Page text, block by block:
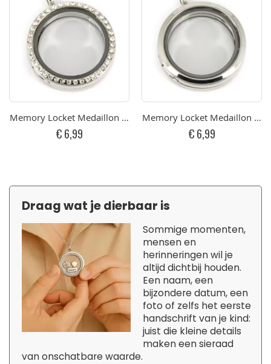
Memory Locket Medaillon Kristal Strass 30mm
€ 6,99
Memory Locket Medaillon
€ 6,99
Draag wat je dierbaar is
Sommige momenten,
mensen en
herinneringen wil je
altijd dichtbij houden.
Een naam, een
bijzondere datum, een
foto of zelfs het eerste
handschrift van je kind:
juist die kleine details
maken een sieraad
van onschatbare waarde.